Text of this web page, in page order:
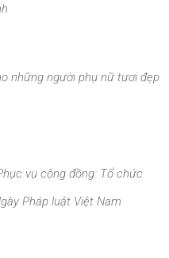
những người phụ nữ tươi đẹp
vụ cộng đồng: Tổ chức
Pháp luật Việt Nam